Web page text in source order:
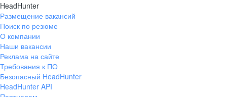
HeadHunter
Размещение вакансий
Поиск по резюме
О компании
Наши вакансии
Реклама на сайте
Требования к ПО
Безопасный HeadHunter
HeadHunter API